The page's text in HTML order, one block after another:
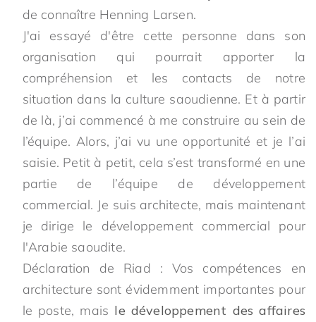
de connaître Henning Larsen.
J'ai essayé d'être cette personne dans son
organisation qui pourrait apporter la
compréhension et les contacts de notre
situation dans la culture saoudienne. Et à partir
de là, j’ai commencé à me construire au sein de
l’équipe. Alors, j’ai vu une opportunité et je l’ai
saisie. Petit à petit, cela s’est transformé en une
partie de l’équipe de développement
commercial. Je suis architecte, mais maintenant
je dirige le développement commercial pour
l'Arabie saoudite.
Déclaration de Riad : Vos compétences en
architecture sont évidemment importantes pour
le poste, mais le développement des affaires